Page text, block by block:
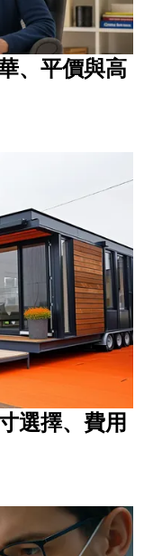
、平價與高
選擇、費用